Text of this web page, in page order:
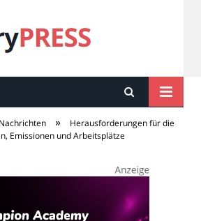
PRESS
Nachrichten »
Herausforderungen für die
Emissionen und Arbeitsplätze